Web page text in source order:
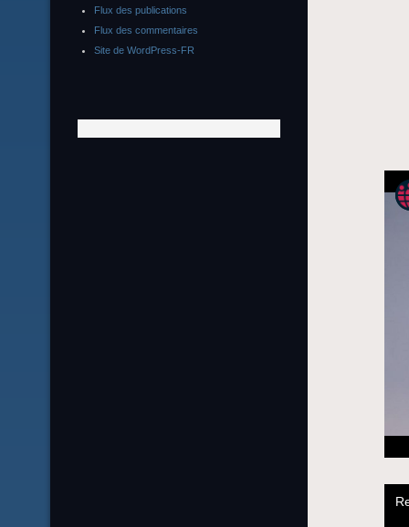
Flux des publications
Flux des commentaires
Site de WordPress-FR